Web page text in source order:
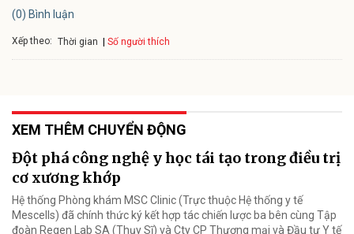
(0) Bình luận
Xếp theo: Thời gian Số người thích
XEM THÊM CHUYỂN ĐỘNG
Đột phá công nghệ y học tái tạo trong điều trị
cơ xương khớp
Hệ thống Phòng khám MSC Clinic (Trực thuộc Hệ thống y tế
Mescells) đã chính thức ký kết hợp tác chiến lược ba bên cùng Tập
đoàn Regen Lab SA (Thụy Sĩ) và Cty CP Thương mại và Đầu tư Y tế